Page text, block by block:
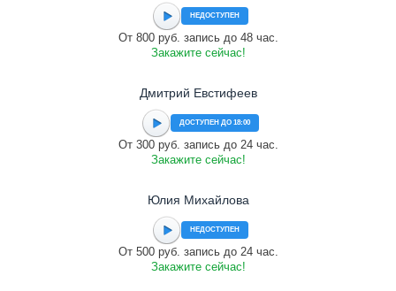
НЕДОСТУПЕН
От 800 руб. запись до 48 час.
Закажите сейчас!
Дмитрий Евстифеев
ДОСТУПЕН ДО 18:00
От 300 руб. запись до 24 час.
Закажите сейчас!
Юлия Михайлова
НЕДОСТУПЕН
От 500 руб. запись до 24 час.
Закажите сейчас!